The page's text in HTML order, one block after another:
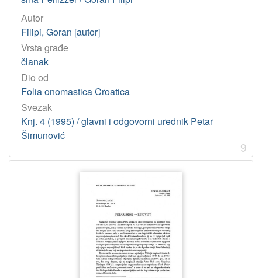
Autor
Filipi, Goran [autor]
Vrsta građe
članak
Dio od
Folia onomastica Croatica
Svezak
Knj. 4 (1995) / glavni i odgovorni urednik Petar
Šimunović
9